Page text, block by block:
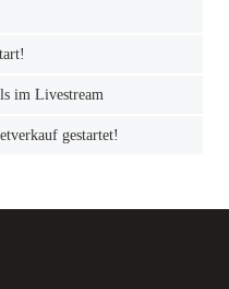
im Livestream
gestartet!